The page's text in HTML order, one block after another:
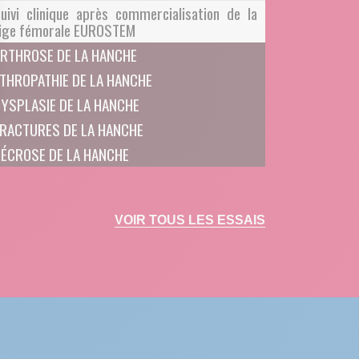
de confidentialité, en garantissant la conformité avec
clinique après commercialisation de la
fémorale EUROSTEM
DE LA HANCHE
DE LA HANCHE
DE LA HANCHE
DE LA HANCHE
DE LA HANCHE
VOIR TOUS LES ESSAIS